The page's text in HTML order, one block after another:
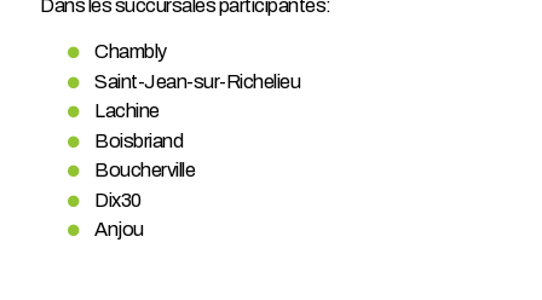
Dans les succursales participantes:
Chambly
Saint-Jean-sur-Richelieu
Lachine
Boisbriand
Boucherville
Dix30
Anjou